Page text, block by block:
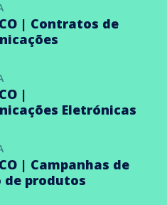
| Contratos de
|
Eletrónicas
| Campanhas de
de produtos